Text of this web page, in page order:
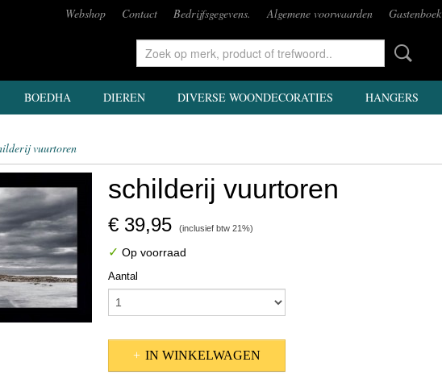
Webshop Contact Bedrijfsgegevens. Algemene voorwaarden Gastenboek
BOEDHA DIEREN DIVERSE WOONDECORATIES HANGERS
vuurtoren
schilderij vuurtoren
€ 39,95 (inclusief btw 21%)
✓ Op voorraad
Aantal
IN WINKELWAGEN